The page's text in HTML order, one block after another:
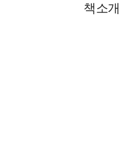
책소개